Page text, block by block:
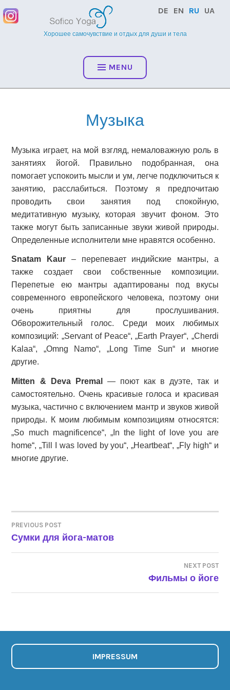
Skip
to
DE EN RU UA
Хорошее самочувствие и отдых для души и тела
MENU
Музыка
Музыка играет, на мой взгляд, немаловажную роль в
занятиях йогой. Правильно подобранная, она
помогает успокоить мысли и ум, легче подключиться к
занятию, расслабиться. Поэтому я предпочитаю
проводить свои занятия под спокойную,
медитативную музыку, которая звучит фоном. Это
также могут быть записанные звуки живой природы.
Определенные исполнители мне нравятся особенно.
Snatam Kaur – перепевает индийские мантры, а
также создает свои собственные композиции.
Перепетые ею мантры адаптированы под вкусы
современного европейского человека, поэтому они
очень приятны для прослушивания.
Обворожительный голос. Среди моих любимых
композиций: „Servant of Peace“, „Earth Prayer“, „Cherdi
Kalaa“, „Omng Namo“, „Long Time Sun“ и многие
другие.
Mitten & DevaPremal
— поют как в дуэте, так и
самостоятельно. Очень красивые голоса и красивая
музыка, частично с включением мантр и звуков живой
природы. К моим любимым композициям относятся:
„So much magnificence“, „In the light of love you are
home“, „Till I was loved by you“, „Heartbeat“, „Fly high“ и
многие другие.
НАВИГАЦИЯ
ЗАПИСЯМ
PREVIOUS POST
Сумки для йога-матов
NEXT POST
Фильмы о йоге
IMPRESSUM